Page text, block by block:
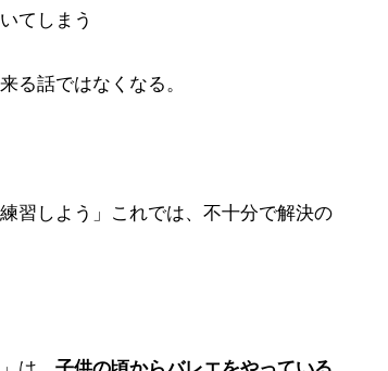
てしまう
る話ではなくなる。
習しよう」これでは、不十分で解決の